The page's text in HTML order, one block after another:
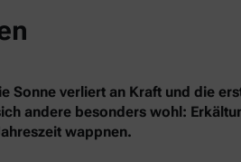
verliert an Kraft und die
andere besonders wohl:
wappnen.